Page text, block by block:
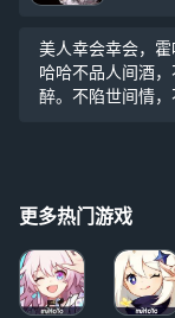
你的）
个号
（也可
共） 两
了反正
梦 九零
头（六个
美人幸会幸会，
哈哈不品人间酒
醉。不陷世间情，
味。一烟一酒一
更多热门游戏